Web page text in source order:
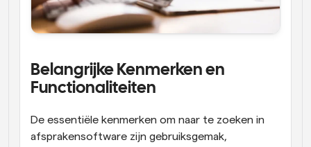
Belangrijke Kenmerken en
Functionaliteiten
De essentiële kenmerken om naar te zoeken in
afsprakensoftware zijn gebruiksgemak,